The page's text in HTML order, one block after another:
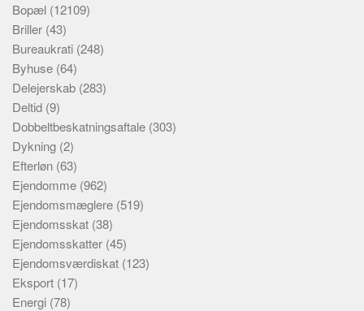
Bopæl (12109)
Briller (43)
Bureaukrati (248)
Byhuse (64)
Delejerskab (283)
Deltid (9)
Dobbeltbeskatningsaftale (303)
Dykning (2)
Efterløn (63)
Ejendomme (962)
Ejendomsmæglere (519)
Ejendomsskat (38)
Ejendomsskatter (45)
Ejendomsværdiskat (123)
Eksport (17)
Energi (78)